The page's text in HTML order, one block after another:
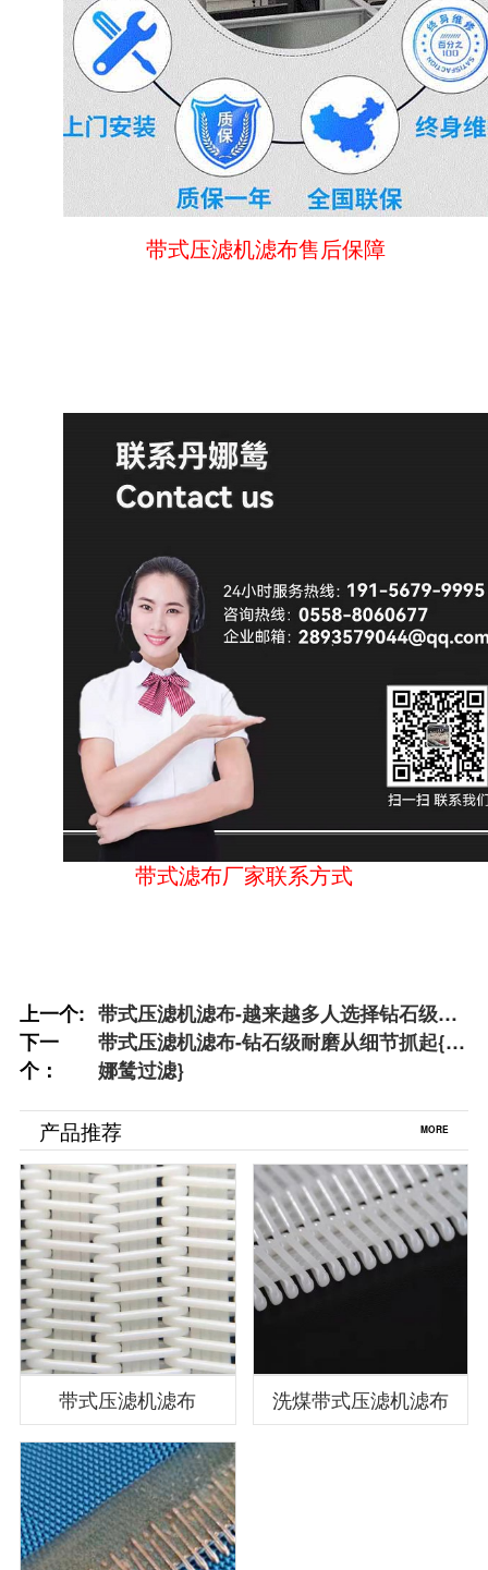
带式压滤机滤布售后保障
带式滤布厂家联系方式
上一个: 带式压滤机滤布-越来越多人选择钻石级耐
磨{丹娜鸶过滤}
下一
个：
带式压滤机滤布-钻石级耐磨从细节抓起{丹
娜鸶过滤}
产品推荐 MORE
带式压滤机滤布 洗煤带式压滤机滤布